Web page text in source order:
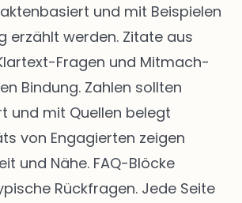
und mit Beispielen
erzählt werden. Zitate aus
Fragen und Mitmach-
Bindung. Zahlen sollten
und mit Quellen belegt
von Engagierten zeigen
und Nähe. FAQ-Blöcke
Rückfragen. Jede Seite